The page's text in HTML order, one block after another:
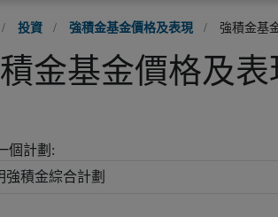
/ 投資 / 強積金基金價格及表現 / 強積金基
金基金價格及表
個計劃: